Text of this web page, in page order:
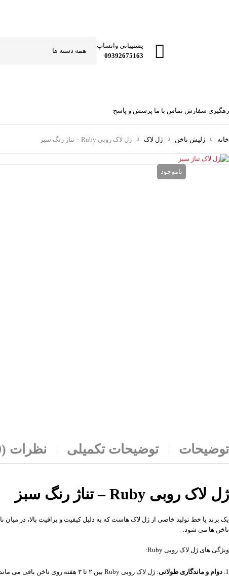
پشتیبانی واتساپ
09392675163
رهگیری سفارش تماس با ما پرسش و پاسخ
خانه ژلیش ناخن ژل لاک ژل لاک روبی Ruby – تناژ رنگ سبز
ناموجود
توضیحات توضیحات تکمیلی نظرات (0)
ژل لاک روبی Ruby – تناژ رنگ سبز
یک برند یا خط تولید خاصی از ژل لاک هاست که به دلیل کیفیت و براقیت بالا، در
ناخن ها می شود.
ویژگی های ژل لاک روبی Ruby:
دوام و ماندگاری طولانی: ژل لاک روبی Ruby بین ۲ تا ۳ هفته روی ناخن باقی می ماند بدون اینکه ترک بخورد یا پوسته شود.